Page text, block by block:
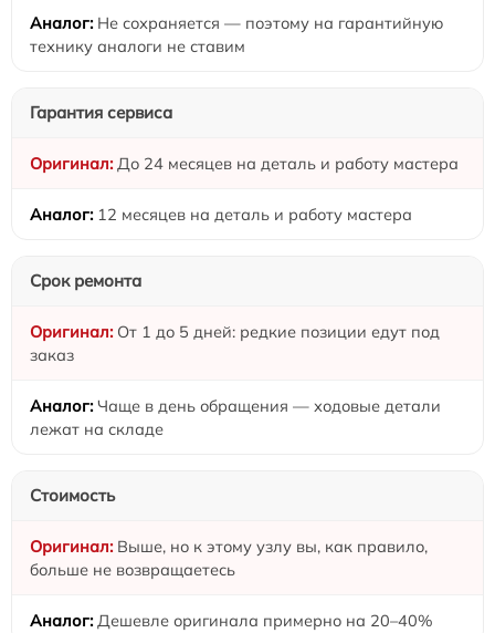
Не сохраняется — поэтому на гарантийную
технику аналоги не ставим
Гарантия сервиса
До 24 месяцев на деталь и работу мастера
12 месяцев на деталь и работу мастера
Срок ремонта
От 1 до 5 дней: редкие позиции едут под
заказ
Чаще в день обращения — ходовые детали
лежат на складе
Стоимость
Выше, но к этому узлу вы, как правило,
больше не возвращаетесь
Дешевле оригинала примерно на 20–40%